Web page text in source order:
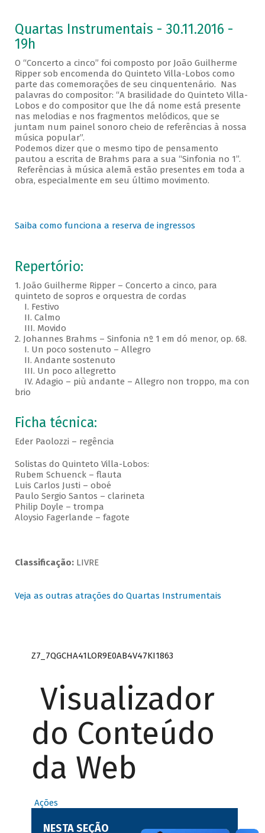
Quartas Instrumentais - 30.11.2016 -
19h
O “Concerto a cinco” foi composto por João Guilherme
Ripper sob encomenda do Quinteto Villa-Lobos como
parte das comemorações de seu cinquentenário. Nas
palavras do compositor: “A brasilidade do Quinteto Villa-
Lobos e do compositor que lhe dá nome está presente
nas melodias e nos fragmentos melódicos, que se
juntam num painel sonoro cheio de referências à nossa
música popular”.
Podemos dizer que o mesmo tipo de pensamento
pautou a escrita de Brahms para a sua “Sinfonia no 1”.
Referências à música alemã estão presentes em toda a
obra, especialmente em seu último movimento.
Saiba como funciona a reserva de ingressos
Repertório:
1. João Guilherme Ripper – Concerto a cinco, para
quinteto de sopros e orquestra de cordas
I. Festivo
II. Calmo
III. Movido
2. Johannes Brahms – Sinfonia nº 1 em dó menor, op. 68.
I. Un poco sostenuto – Allegro
II. Andante sostenuto
III. Un poco allegretto
IV. Adagio – più andante – Allegro non troppo, ma con
brio
Ficha técnica:
Eder Paolozzi – regência
Solistas do Quinteto Villa-Lobos:
Rubem Schuenck – flauta
Luis Carlos Justi – oboé
Paulo Sergio Santos – clarineta
Philip Doyle – trompa
Aloysio Fagerlande – fagote
Classificação:LIVRE
Veja as outras atrações do Quartas Instrumentais
Z7_7QGCHA41LOR9E0AB4V47KI1863
Visualizador
do Conteúdo
da Web
Ações
NESTA SEÇÃO